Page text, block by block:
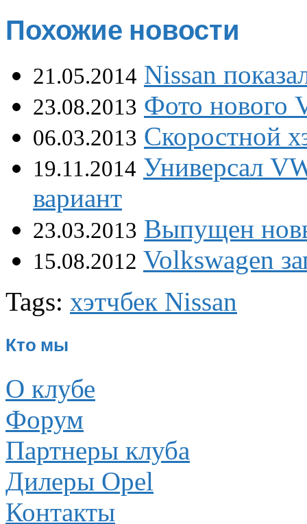
Похожие новости
21.05.2014 Nissan
23.08.2013 Фото нового
06.03.2013 Скоростной
19.11.2014 Универсал
вариант
23.03.2013 Выпущен
15.08.2012 Volkswagen
Tags: хэтчбек Nissan
Кто мы
О клубе
Форум
Партнеры клуба
Дилеры Opel
Контакты